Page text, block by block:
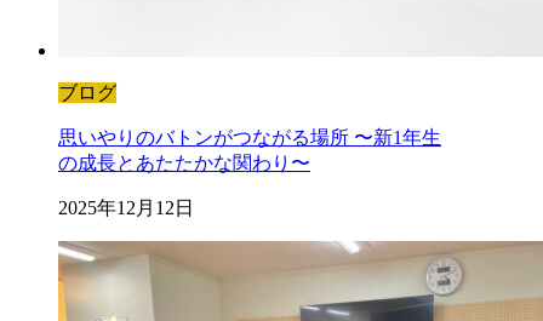
ブログ
思いやりのバトンがつながる場所 〜新1年生
の成長とあたたかな関わり〜
2025年12月12日